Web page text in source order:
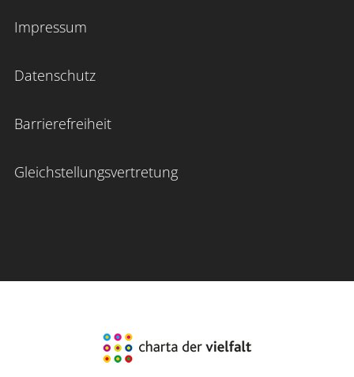
Impressum
Datenschutz
Barrierefreiheit
Gleichstellungsvertretung